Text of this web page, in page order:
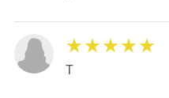
★★★★★
T